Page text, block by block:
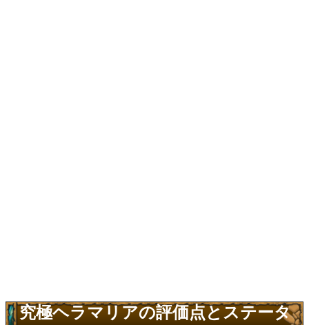
究極ヘラマリアの評価点とステータ